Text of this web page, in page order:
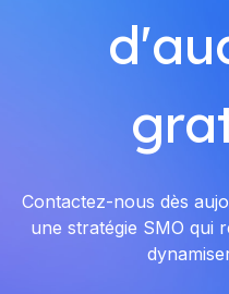
Contactez-nous dès
une stratégie SMO qui